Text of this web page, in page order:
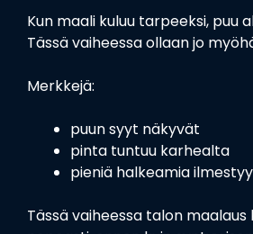
Kun maali kuluu tarpeeksi, puu
Tässä vaiheessa ollaan jo
Merkkejä:
puun syyt näkyvät
pinta tuntuu karhealta
pieniä halkeamia ilmestyy
Tässä vaiheessa talon